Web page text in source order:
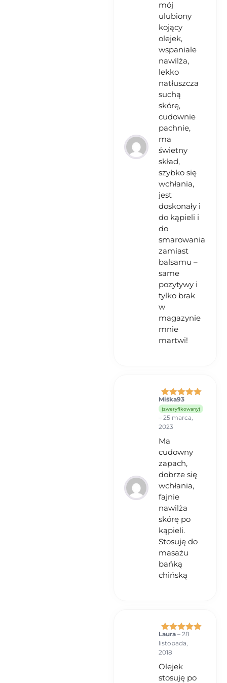
mój
ulubiony
kojący
olejek,
wspaniale
nawilża,
lekko
natłuszcza
suchą
skórę,
cudownie
pachnie,
ma
świetny
skład,
szybko się
wchłania,
jest
doskonały i
do kąpieli i
do
smarowania
zamiast
balsamu –
same
pozytywy i
tylko brak
w
magazynie
mnie
martwi!
Oceniono
na 5
Miśka93
(zweryfikowany)
– 25 marca,
2023
Ma
cudowny
zapach,
dobrze się
wchłania,
fajnie
nawilża
skórę po
kąpieli.
Stosuję do
masażu
bańką
chińską
Oceniono
na 5
Laura – 28
listopada,
2018
Olejek
stosuję po